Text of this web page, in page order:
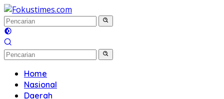
Langsung
ke
konten
Home
Nasional
Daerah